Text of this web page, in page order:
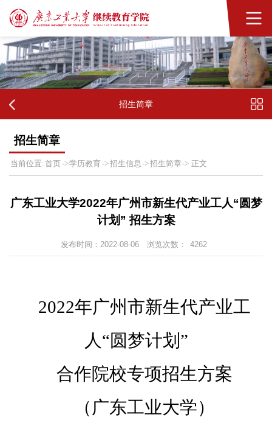
招生简章
招生简章
当前位置:首页->学历教育->招生信息->招生简章-> 正文
广东工业大学2022年广州市新生代产业工人“圆梦
计划” 招生方案
发布时间：2022-08-06 浏览次数： 4262
2022年广州市新生代产业工
人“圆梦计划”
合作院校专项招生方案
（广东工业大学）